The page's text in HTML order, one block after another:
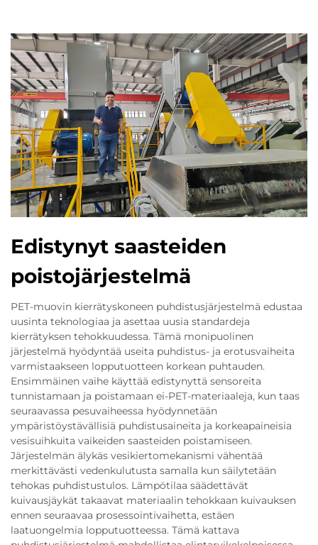
Edistynyt saasteiden
poistojärjestelmä
PET-muovin kierrätyskoneen puhdistusjärjestelmä edustaa
uusinta teknologiaa ja asettaa uusia standardeja
kierrätyksen tehokkuudessa. Tämä monipuolinen
järjestelmä hyödyntää useita puhdistus- ja erotusvaiheita
varmistaakseen lopputuotteen korkean puhtauden.
Ensimmäinen vaihe käyttää edistynyttä sensoreita
tunnistamaan ja poistamaan ei-PET-materiaaleja, kun taas
seuraavassa pesuvaiheessa hyödynnetään
ympäristöystävällisiä puhdistusaineita ja korkeapaineisia
vesisuihkuita vaikeiden saasteiden poistamiseen.
Järjestelmän älykäs vesikiertomekanismi vähentää
merkittävästi vedenkulutusta samalla kun säilytetään
tehokas puhdistustulos. Lämpötilaa säädettävät
kuivausjäykät takaavat materiaalin tehokkaan kuivauksen
ennen seuraavaa prosessointivaihetta, estäen
laatuongelmia lopputuotteessa. Tämä kattava